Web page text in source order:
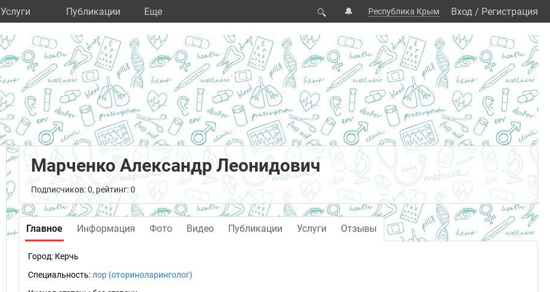
Услуги Публикации Eще 🔍 🔔 Республика Крым Вход / Регистрация
Марченко Александр Леонидович
Подписчиков: 0, рейтинг: 0
Главное Информация Фото Видео Публикации Услуги Отзывы
Город: Керчь
Специальность: лор (оториноларинголог)